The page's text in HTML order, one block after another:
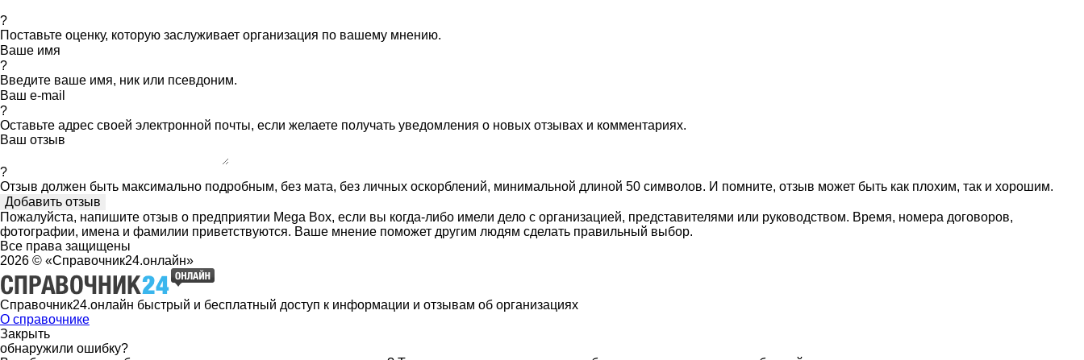
?
Поставьте оценку, которую заслуживает организация по вашему мнению.
Ваше имя
?
Введите ваше имя, ник или псевдоним.
Ваш e-mail
?
Оставьте адрес своей электронной почты, если желаете получать уведомления о новых отзывах и комментариях.
Ваш отзыв
?
Отзыв должен быть максимально подробным, без мата, без личных оскорблений, минимальной длиной 50 символов. И помните, отзыв может быть как плохим, так и хорошим.
Пожалуйста, напишите отзыв о предприятии Mega Box, если вы когда-либо имели дело с организацией, представителями или руководством. Время, номера договоров,
фотографии, имена и фамилии приветствуются. Ваше мнение поможет другим людям сделать правильный выбор.
Все права защищены
2026 © «Справочник24.онлайн»
Справочник24.онлайн быстрый и бесплатный доступ к информации и отзывам об организациях
О справочнике
Закрыть
обнаружили ошибку?